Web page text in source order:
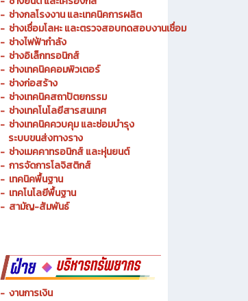
- ช่างยนต์ และเครื่องกล
- ช่างกลโรงงาน และเทคนิคการผลิต
- ช่างเชื่อมโลหะ และตรวจสอบทดสอบงานเชื่อม
- ช่างไฟฟ้ากำลัง
- ช่างอิเล็กทรอนิกส์
- ช่างเทคนิคคอมพิวเตอร์
ช่างก่อสร้าง
- ช่างเทคนิคสถาปัตยกรรม
- ช่างเทคโนโลยีสารสนเทศ
- ช่างเทคนิคควบคุม และซ่อมบำรุง
ระบบขนส่งทางราง
- ช่างเมคคาทรอนิกส์ และหุ่นยนต์
-สามัญ-สัมพันธ์